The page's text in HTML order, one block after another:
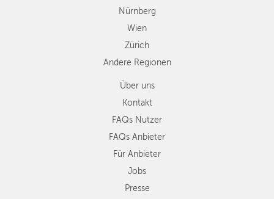
Nürnberg
Wien
Zürich
Andere Regionen
Über uns
Kontakt
FAQs Nutzer
FAQs Anbieter
Für Anbieter
Jobs
Presse